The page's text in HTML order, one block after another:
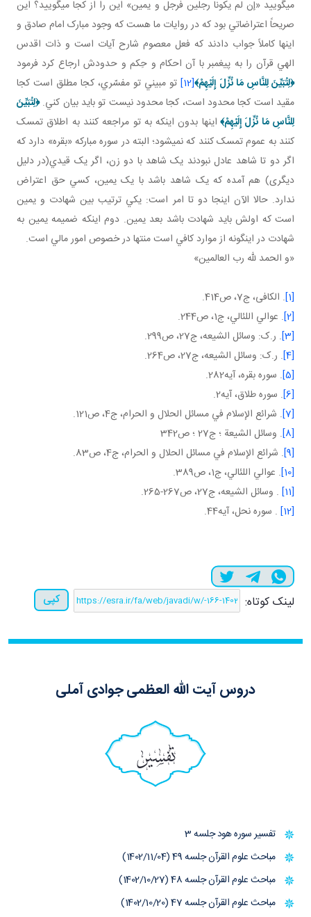
مي گوييد «إن لم يکونا رجلين فرجل و يمين» اين را از کجا مي گوييد؟ اين
صريحاً اعتراضاتي بود که در روايات ما هست که وجود مبارک امام صادق و
اينها کاملاً جواب دادند که فعل معصوم شارح آيات است و ذات اقدس
الهي قرآن را به پيغمبر با آن احکام و حِکم و حدودش ارجاع کرد فرمود
﴿لِتُبَيِّنَ لِلنَّاسِ مَا نُزِّلَ إِلَيْهِمْ﴾[12]
تو مبيني تو مفسّري، کجا مطلق است کجا
مقيد است کجا محدود است، کجا محدود نيست تو بايد بيان کني.﴿لِتُبَيِّنَ
لِلنَّاسِ مَا نُزِّلَ إِلَيْهِمْ﴾ اينها بدون اينکه به تو مراجعه کنند به اطلاق تمسک
کنند به عموم تمسک کنند که نمي شود؛ البته در سوره مبارکه «بقره» دارد که
اگر دو تا شاهد عادل نبودند يک شاهد با دو زن، اگر يک قيدي(در دليل
ديگری) هم آمده که يک شاهد باشد با يک يمين، کسي حق اعتراض
ندارد. حالا الآن اينجا دو تا امر است: يکي ترتيب بين شهادت و يمين
است که اولش بايد شهادت باشد بعد يمين. دوم اينکه ضميمه يمين به
شهادت در اين گونه از موارد کافي است منتها در خصوص امور مالي است.
«و الحمد لله رب العالمين»
[1] . الكافی، ج‏7، ص414.
[2] . عوالي اللئالي، ج‏1، ص244.
[3]
. ر.ک: وسائل الشيعه، ج27، ص299.
[4] . ر.ک: وسائل الشيعه، ج27، ص264.
[5] . سوره بقره، آيه282.
[6] . سوره طلاق، آيه2.
[7] . شرائع الإسلام في مسائل الحلال و الحرام، ج4، ص121.
[8] . وسائل الشيعة ؛ ج‏27 ؛ ص342
[9] . شرائع الإسلام في مسائل الحلال و الحرام، ج4، ص83.
[10]
. عوالي اللئالي، ج1، ص389.
[11]
. وسائل الشيعه، ج27، ص267-265.
[12]
. سوره نحل، آيه44.
لینک کوتاه: کپی
دروس آیت الله العظمی جوادی آملی
تفسیر
تفسیر سوره هود جلسه 3
مباحث علوم القرآن جلسه 49 (1402/11/04)
مباحث علوم القرآن جلسه 48 (1402/10/27)
مباحث علوم القرآن جلسه 47 (1402/10/20)